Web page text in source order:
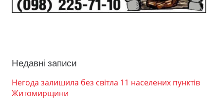
Недавні записи
Негода залишила без світла 11 населених пунктів
Житомирщини